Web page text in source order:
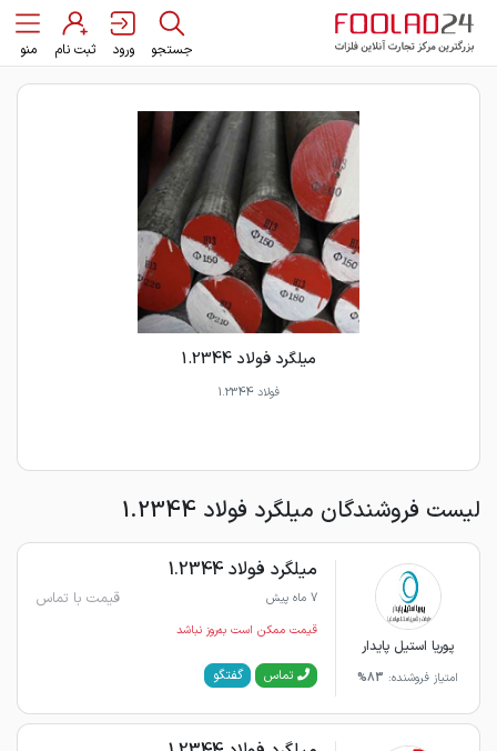
جستجو ورود ثبت نام منو
میلگرد فولاد 1.2344
فولاد 1.2344
لیست فروشندگان میلگرد فولاد 1.2344
پوریا استیل پایدار
امتیاز فروشنده: 83%
میلگرد فولاد 1.2344
7 ماه پیش قیمت با تماس
قیمت ممکن است به‌روز نباشد
تماس گفتگو